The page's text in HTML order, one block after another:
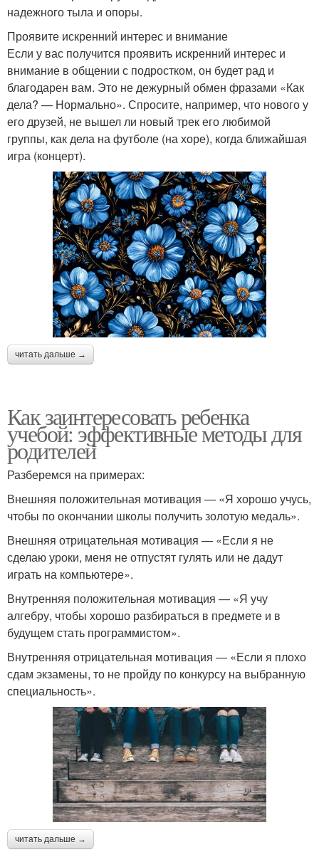
надежного тыла и опоры.
Проявите искренний интерес и внимание
Если у вас получится проявить искренний интерес и
внимание в общении с подростком, он будет рад и
благодарен вам. Это не дежурный обмен фразами «Как
дела? — Нормально». Спросите, например, что нового у
его друзей, не вышел ли новый трек его любимой
группы, как дела на футболе (на хоре), когда ближайшая
игра (концерт).
читать дальше →
Как заинтересовать ребенка
учебой: эффективные методы для
родителей
Разберемся на примерах:
Внешняя положительная мотивация — «Я хорошо учусь,
чтобы по окончании школы получить золотую медаль».
Внешняя отрицательная мотивация — «Если я не
сделаю уроки, меня не отпустят гулять или не дадут
играть на компьютере».
Внутренняя положительная мотивация — «Я учу
алгебру, чтобы хорошо разбираться в предмете и в
будущем стать программистом».
Внутренняя отрицательная мотивация — «Если я плохо
сдам экзамены, то не пройду по конкурсу на выбранную
специальность».
читать дальше →